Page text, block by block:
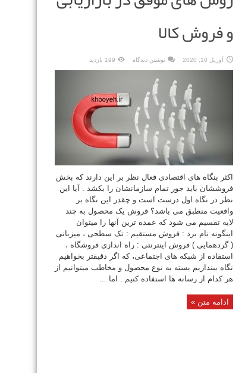
و فروش کالا
آوریل 10, 2020 نوشتن دیدگاه 199 بازدید
اکثر بنگاه های اقتصادی فعال نظر بر این دارند که بخش
فروششان باید جور تمام سازمانشان را بکشد . آیا این
نظر در نگاه اول درست است و چقدر این نگاه بر
واقعیت منطبق می باشد؟ فروش یک محصول به چند
لایه تقسیم می شود که عمده ترین آنها را میتوان
اینگونه نام برد : فروش مستقیم : تک سطحی ، میزبانی
( گردهمایی ) فروش اینترنتی : راه اندازی فروشگاه ،
استفاده از شبکه های اجتماعی، که اگر دقیقتر بخواهیم
نگاه بیندازیم بسته به نوع محصول و مخاطب میتوانیم از
هر کدام از رسانه ها استفاده کنیم . اما ...
ادامه متن »